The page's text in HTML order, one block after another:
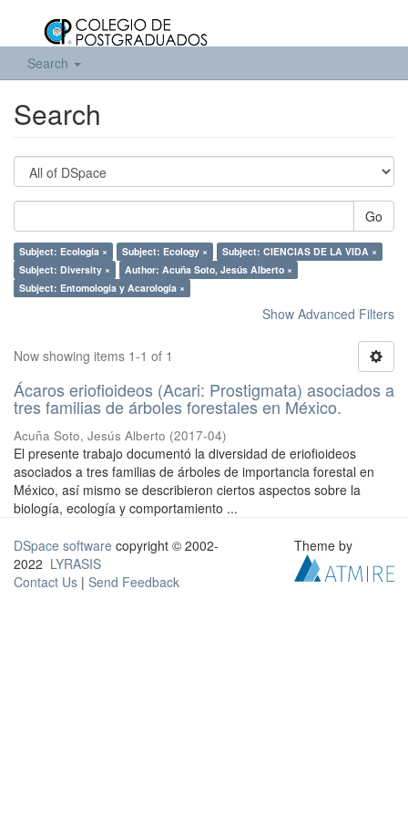
Search
Search
Go
Subject: Ecología × Subject: Ecology ×
Subject: CIENCIAS DE LA VIDA ×
Subject: Diversity ×
Author: Acuña Soto, Jesús Alberto ×
Subject: Entomología y Acarología ×
Show Advanced Filters
Now showing items 1-1 of 1
Ácaros eriofioideos (Acari: Prostigmata) asociados a
tres familias de árboles forestales en México.
Acuña Soto, Jesús Alberto (2017-04)
El presente trabajo documentó la diversidad de eriofioideos
asociados a tres familias de árboles de importancia forestal en
México, así mismo se describieron ciertos aspectos sobre la
biología, ecología y comportamiento ...
DSpace software copyright © 2002-
2022 LYRASIS
Contact Us | Send Feedback
Theme by